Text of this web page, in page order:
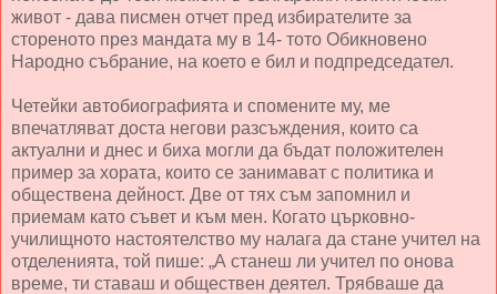
живот - дава писмен отчет пред избирателите за
стореното през мандата му в 14- тото Обикновено
Народно събрание, на което е бил и подпредседател.
Четейки автобиографията и спомените му, ме
впечатляват доста негови разсъждения, които са
актуални и днес и биха могли да бъдат положителен
пример за хората, които се занимават с политика и
обществена дейност. Две от тях съм запомнил и
приемам като съвет и към мен. Когато църковно-
училищното настоятелство му налага да стане учител на
отделенията, той пише: „А станеш ли учител по онова
време, ти ставаш и обществен деятел. Трябваше да